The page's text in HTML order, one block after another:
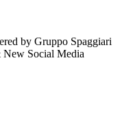
by Gruppo Spaggiari
New Social Media